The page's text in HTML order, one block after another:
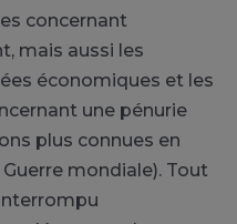
concernant
mais aussi les
économiques et les
une pénurie
plus connues en
mondiale). Tout